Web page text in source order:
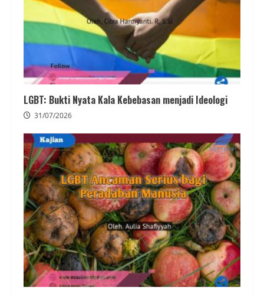
LGBT: Bukti Nyata Kala Kebebasan menjadi Ideologi
31/07/2026